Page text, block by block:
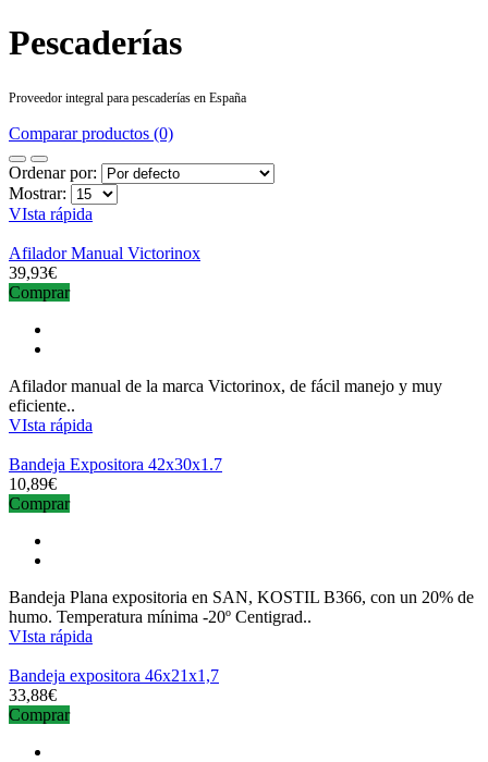
Pescaderías
Proveedor integral para pescaderías en España
Comparar productos (0)
Ordenar por:
Mostrar:
VIsta rápida
Afilador Manual Victorinox
39,93€
Comprar
Afilador manual de la marca Victorinox, de fácil manejo y muy
eficiente..
VIsta rápida
Bandeja Expositora 42x30x1.7
10,89€
Comprar
Bandeja Plana expositoria en SAN, KOSTIL B366, con un 20% de
humo. Temperatura mínima -20º Centigrad..
VIsta rápida
Bandeja expositora 46x21x1,7
33,88€
Comprar